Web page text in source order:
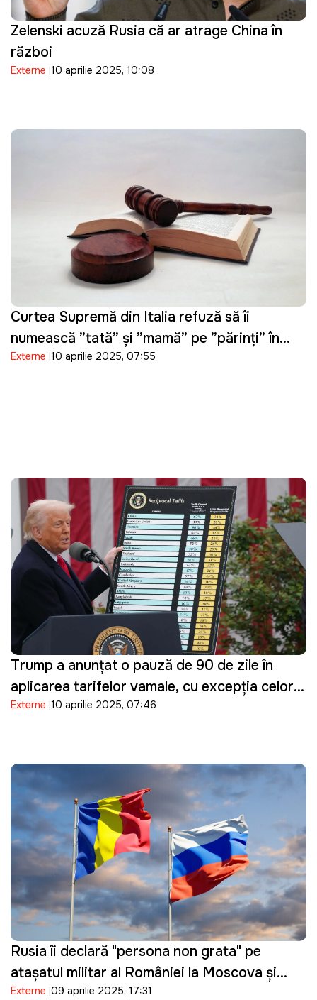
Zelenski acuză Rusia că ar atrage China în
război
Externe 10 aprilie 2025, 10:08
Curtea Supremă din Italia refuză să îi
numească ”tată” și ”mamă” pe ”părinți” în
cartea de identitate
Externe 10 aprilie 2025, 07:55
Trump a anunțat o pauză de 90 de zile în
aplicarea tarifelor vamale, cu excepția celor
impuse Chinei
Externe 10 aprilie 2025, 07:46
Rusia îi declară "persona non grata" pe
ataşatul militar al României la Moscova şi
adjunctul său
Externe 09 aprilie 2025, 17:31